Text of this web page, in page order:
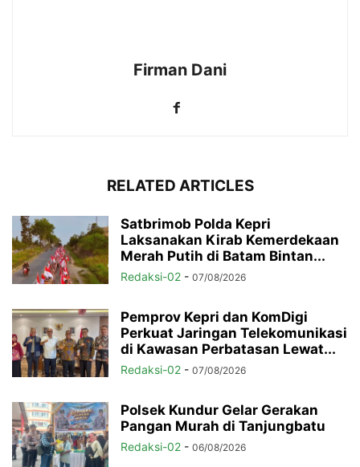
Firman Dani
RELATED ARTICLES
Satbrimob Polda Kepri
Laksanakan Kirab Kemerdekaan
Merah Putih di Batam Bintan...
Redaksi-02 - 07/08/2026
Pemprov Kepri dan KomDigi
Perkuat Jaringan Telekomunikasi
di Kawasan Perbatasan Lewat...
Redaksi-02 - 07/08/2026
Polsek Kundur Gelar Gerakan
Pangan Murah di Tanjungbatu
Redaksi-02 - 06/08/2026